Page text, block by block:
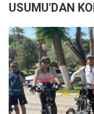
USUMU'DAN